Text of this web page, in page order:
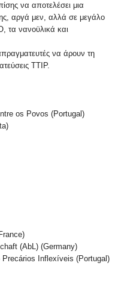
να αποτελέσει μια
αργά μεν, αλλά σε μεγάλο
τα νανοϋλικά και
να άρουν τη
ΤΤΙΡ.
os Povos (Portugal)
(AbL) (Germany)
Inflexíveis (Portugal)